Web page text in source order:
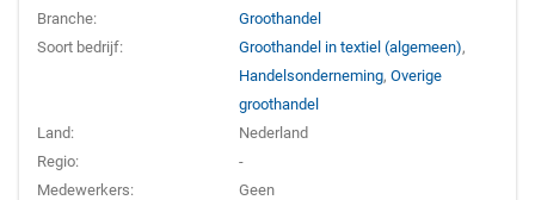
Branche:
Groothandel
Soort bedrijf:
Groothandel in textiel (algemeen),
Handelsonderneming,Overige
groothandel
Land:
Nederland
Regio:
-
Medewerkers:
Geen